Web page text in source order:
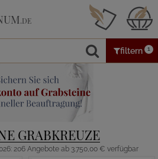
.DE
filtern 1
GRABKREUZE
206 Angebote ab 3.750,00 € verfügbar